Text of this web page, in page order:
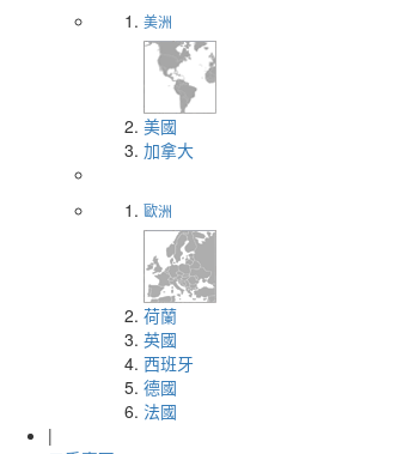
美洲
美國
加拿大
歐洲
荷蘭
英國
西班牙
德國
法國
|